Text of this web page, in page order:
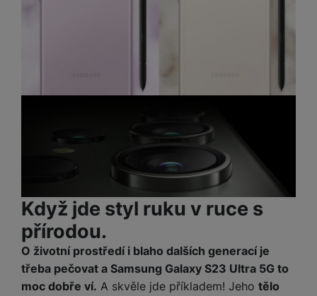
e
Když jde styl ruku v ruce s
přírodou.
O životní prostředí i blaho dalších generací je
třeba pečovat a Samsung Galaxy S23 Ultra 5G to
moc dobře ví. A skvěle jde příkladem! Jeho tělo